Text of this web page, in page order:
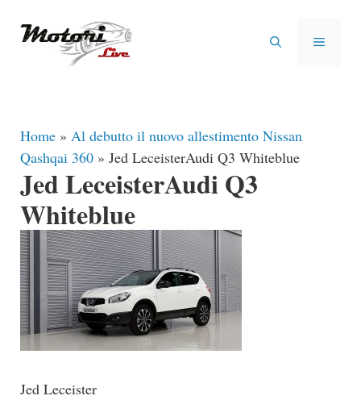
MENU
Home » Al debutto il nuovo allestimento Nissan
Qashqai 360 » Jed LeceisterAudi Q3 Whiteblue
Jed LeceisterAudi Q3
Whiteblue
Jed Leceister